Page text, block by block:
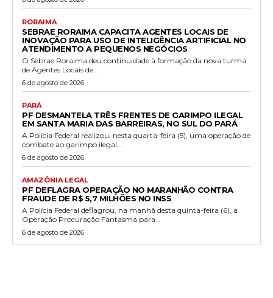
RORAIMA
SEBRAE RORAIMA CAPACITA AGENTES LOCAIS DE
INOVAÇÃO PARA USO DE INTELIGÊNCIA ARTIFICIAL NO
ATENDIMENTO A PEQUENOS NEGÓCIOS
O Sebrae Roraima deu continuidade à formação da nova turma
de Agentes Locais de...
6 de agosto de 2026
PARÁ
PF DESMANTELA TRÊS FRENTES DE GARIMPO ILEGAL
EM SANTA MARIA DAS BARREIRAS, NO SUL DO PARÁ
A Polícia Federal realizou, nesta quarta-feira (5), uma operação de
combate ao garimpo ilegal...
6 de agosto de 2026
AMAZÔNIA LEGAL
PF DEFLAGRA OPERAÇÃO NO MARANHÃO CONTRA
FRAUDE DE R$ 5,7 MILHÕES NO INSS
A Polícia Federal deflagrou, na manhã desta quinta-feira (6), a
Operação Procuração Fantasma para...
6 de agosto de 2026